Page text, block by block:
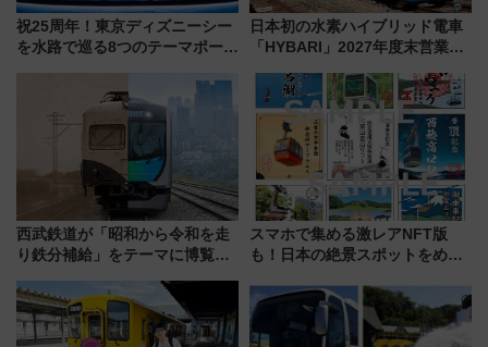
祝25周年！東京ディズニーシー
を水路で巡る8つのテーマポート
日本初の水素ハイブリッド電車
「HYBARI」2027年度末営業運
で水素利活用が加速
西武鉄道が「昭和から令和を走
り鉄分補給」をテーマに博覧会
14日から 新車両「トキイロ」体
験ブースも アクセスや申込方法
を解説
スマホで集める激レアNFT版
も！日本の絶景スポットをめぐ
ん)」企画がスタート